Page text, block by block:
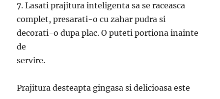
7. Lasati prajitura inteligenta sa se raceasca
complet, presarati-o cu zahar pudra si
decorati-o dupa plac. O puteti portiona inainte
de
servire.
Prajitura desteapta gingasa si delicioasa este